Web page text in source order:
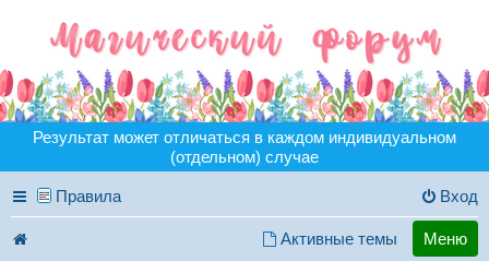
Результат может отличаться в каждом индивидуальном
(отдельном) случае
Правила Вход
Активные темы Меню